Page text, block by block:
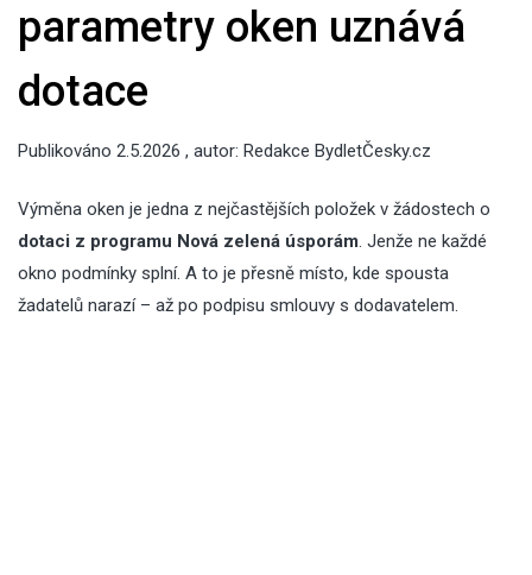
parametry oken uznává
dotace
Publikováno 2.5.2026 , autor: Redakce BydletČesky.cz
Výměna oken je jedna z nejčastějších položek v žádostech o
dotaci z programu Nová zelená úsporám. Jenže ne každé
okno podmínky splní. A to je přesně místo, kde spousta
žadatelů narazí – až po podpisu smlouvy s dodavatelem.